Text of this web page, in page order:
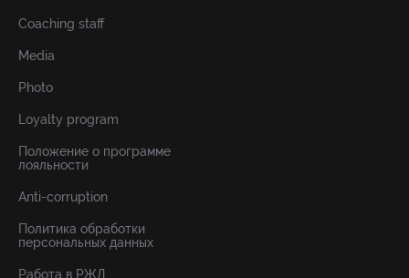
Coaching staff
Media
Photo
Loyalty program
Положение о программе
лояльности
Anti-corruption
Политика обработки
персональных данных
Работа в РЖД